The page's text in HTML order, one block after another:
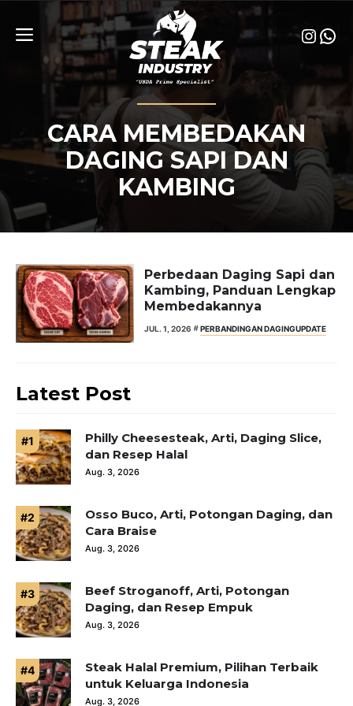
Menu
CARA MEMBEDAKAN
DAGING SAPI DAN
KAMBING
Perbedaan Daging Sapi dan
Kambing, Panduan Lengkap
Membedakannya
JUL. 1, 2026 PERBANDINGAN DAGINGUPDATE
Latest Post
Philly Cheesesteak, Arti, Daging Slice,
dan Resep Halal
Aug. 3, 2026
Osso Buco, Arti, Potongan Daging, dan
Cara Braise
Aug. 3, 2026
Beef Stroganoff, Arti, Potongan
Daging, dan Resep Empuk
Aug. 3, 2026
Steak Halal Premium, Pilihan Terbaik
untuk Keluarga Indonesia
Aug. 3, 2026